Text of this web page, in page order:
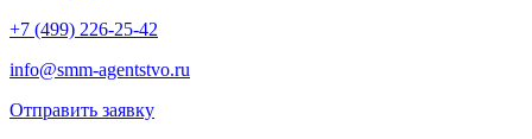
+7 (499) 226-25-42
info@smm-agentstvo.ru
Отправить заявку